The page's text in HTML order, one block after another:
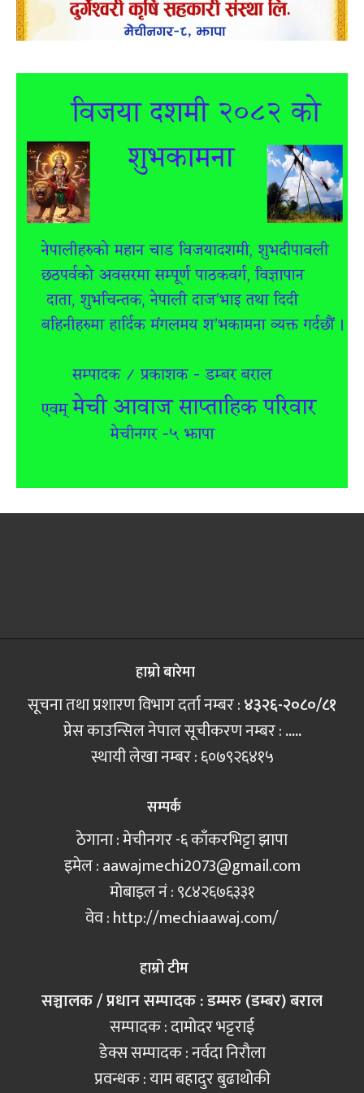
हाम्रो बारेमा
सूचना तथा प्रशारण विभाग दर्ता नम्बर :४३२६-२०८०/८१
प्रेस काउन्सिल नेपाल सूचीकरण नम्बर :.....
स्थायी लेखा नम्बर : ६०७९२६४१५
सम्पर्क
ठेगाना : मेचीनगर -६ काँकरभिट्टा झापा
इमेल :aawajmechi2073@gmail.com
मोबाइल नं‍ : ९८४२६७६३३१
वेव : http://mechiaawaj.com/
हाम्रो टीम
सञ्चालक / प्रधान सम्पादक : डम्मरु (डम्बर) बराल
सम्पादक : दामोदर भट्टराई
डेक्स सम्पादक : नर्वदा निरौला
प्रवन्धक : याम बहादुर बुढाथोकी